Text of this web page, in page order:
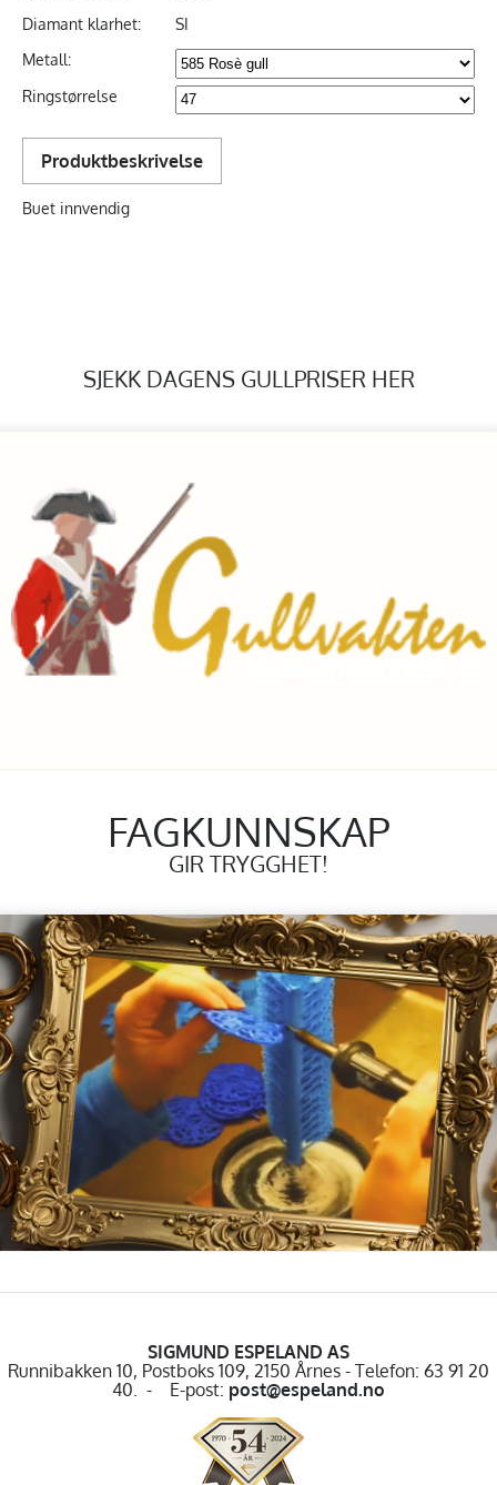
Diamant klarhet:
SI
Metall:
Ringstørrelse
Produktbeskrivelse
Buet innvendig
SJEKK DAGENS GULLPRISER HER
FAGKUNNSKAP
GIR TRYGGHET!
SIGMUND ESPELAND AS
Runnibakken 10, Postboks 109, 2150 Årnes - Telefon: 63 91 20
40. - E-post: post@espeland.no